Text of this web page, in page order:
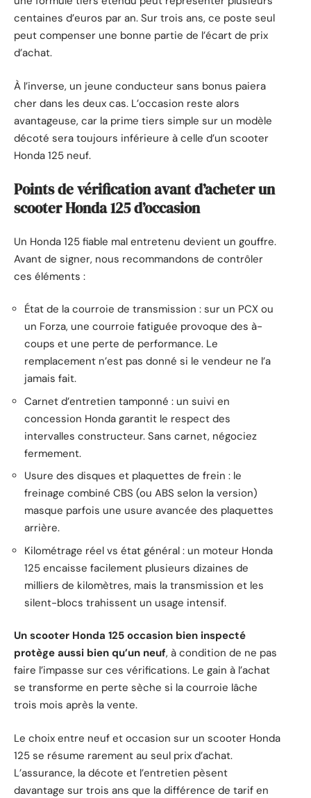
centaines d’euros par an. Sur trois ans, ce poste seul
peut compenser une bonne partie de l’écart de prix
d’achat.
À l’inverse, un jeune conducteur sans bonus paiera
cher dans les deux cas. L’occasion reste alors
avantageuse, car la prime tiers simple sur un modèle
décoté sera toujours inférieure à celle d’un scooter
Honda 125 neuf.
Points de vérification avant d’acheter un
scooter Honda 125 d’occasion
Un Honda 125 fiable mal entretenu devient un gouffre.
Avant de signer, nous recommandons de contrôler
ces éléments :
État de la courroie de transmission : sur un PCX ou
un Forza, une courroie fatiguée provoque des à-
coups et une perte de performance. Le
remplacement n’est pas donné si le vendeur ne l’a
jamais fait.
Carnet d’entretien tamponné : un suivi en
concession Honda garantit le respect des
intervalles constructeur. Sans carnet, négociez
fermement.
Usure des disques et plaquettes de frein : le
freinage combiné CBS (ou ABS selon la version)
masque parfois une usure avancée des plaquettes
arrière.
Kilométrage réel vs état général : un moteur Honda
125 encaisse facilement plusieurs dizaines de
milliers de kilomètres, mais la transmission et les
silent-blocs trahissent un usage intensif.
Un scooter Honda 125 occasion bien inspecté
protège aussi bien qu’un neuf, à condition de ne pas
faire l’impasse sur ces vérifications. Le gain à l’achat
se transforme en perte sèche si la courroie lâche
trois mois après la vente.
Le choix entre neuf et occasion sur un scooter Honda
125 se résume rarement au seul prix d’achat.
L’assurance, la décote et l’entretien pèsent
davantage sur trois ans que la différence de tarif en